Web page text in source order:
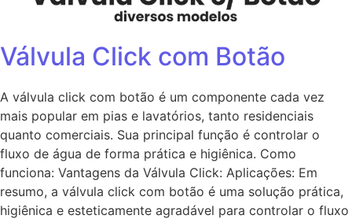
Válvula Click com Botão
A válvula click com botão é um componente cada vez
mais popular em pias e lavatórios, tanto residenciais
quanto comerciais. Sua principal função é controlar o
fluxo de água de forma prática e higiênica. Como
funciona: Vantagens da Válvula Click: Aplicações: Em
resumo, a válvula click com botão é uma solução prática,
higiênica e esteticamente agradável para controlar o fluxo